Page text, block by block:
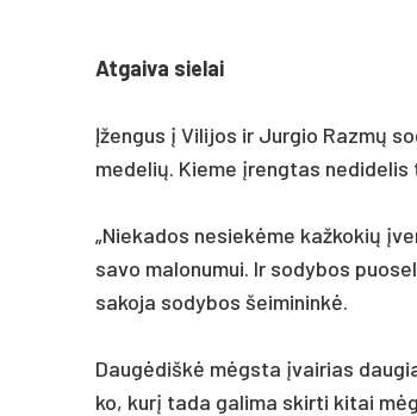
At­gai­va sie­lai
Įžen­gus į Vi­li­jos ir Jur­gio Razmų
me­de­lių. Kie­me įreng­tas
„Nie­ka­dos ne­siekė­me kaž­ko­kių
sa­vo ma­lo­nu­mui. Ir so­dy­bos
sa­ko­ja so­dy­bos šei­mi­ninkė.
Daugė­diškė mėgsta įvai­rias
ko, kurį ta­da ga­li­ma skir­ti ki­tai